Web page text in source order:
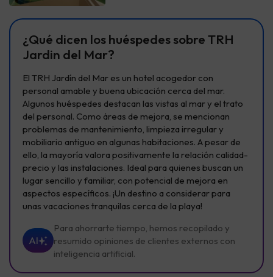
¿Qué dicen los huéspedes sobre TRH
Jardin del Mar?
El TRH Jardín del Mar es un hotel acogedor con
personal amable y buena ubicación cerca del mar.
Algunos huéspedes destacan las vistas al mar y el trato
del personal. Como áreas de mejora, se mencionan
problemas de mantenimiento, limpieza irregular y
mobiliario antiguo en algunas habitaciones. A pesar de
ello, la mayoría valora positivamente la relación calidad-
precio y las instalaciones. Ideal para quienes buscan un
lugar sencillo y familiar, con potencial de mejora en
aspectos específicos. ¡Un destino a considerar para
unas vacaciones tranquilas cerca de la playa!
AI
Para ahorrarte tiempo, hemos recopilado y
resumido opiniones de clientes externos con
inteligencia artificial.